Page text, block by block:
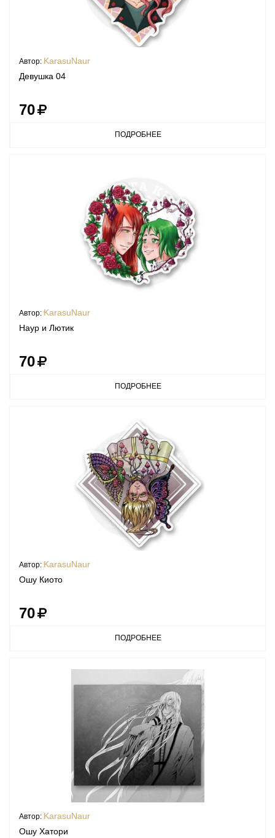
Автор: KarasuNaur
Девушка 04
70
ПОДРОБНЕЕ
Автор: KarasuNaur
Наур и Лютик
70
ПОДРОБНЕЕ
Автор: KarasuNaur
Ошу Киото
70
ПОДРОБНЕЕ
Автор: KarasuNaur
Ошу Хатори